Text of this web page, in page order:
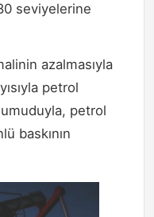
seviyelerine
azalmasıyla
petrol
petrol
baskının